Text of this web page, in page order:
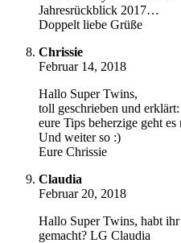
Jahresrückblick 2017…
Doppelt liebe Grüße
Chrissie
Februar 14, 2018
Hallo Super Twins,
toll geschrieben und
eure Tips beherzige geht
Und weiter so :)
Eure Chrissie
Claudia
Februar 20, 2018
Hallo Super Twins, habt
gemacht? LG Claudia